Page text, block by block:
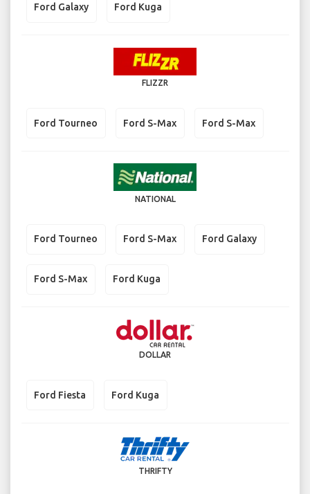
Ford Galaxy Ford Kuga
FLIZZR
Ford Tourneo Ford S-Max Ford S-Max
NATIONAL
Ford Tourneo Ford S-Max Ford Galaxy
Ford S-Max Ford Kuga
DOLLAR
Ford Fiesta Ford Kuga
THRIFTY